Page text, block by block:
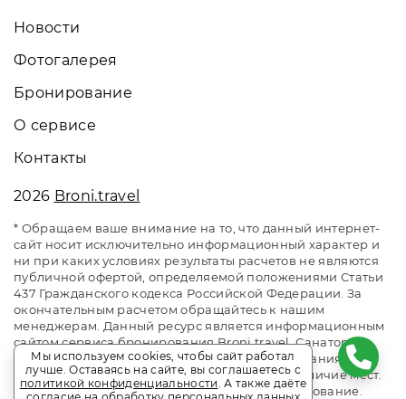
Новости
Фотогалерея
Бронирование
О сервисе
Контакты
2026 Broni.travel
* Обращаем ваше внимание на то, что данный интернет-
сайт носит исключительно информационный характер и
ни при каких условиях результаты расчетов не являются
публичной офертой, определяемой положениями Статьи
437 Гражданского кодекса Российской Федерации. За
окончательным расчетом обращайтесь к нашим
менеджерам. Данный ресурс является информационным
сайтом сервиса бронирования Broni.travel. Санаторий
«Энергетик» Беларусь. Сайт онлайн бронирования
номеров. Актуальные цены, прайс-листы и наличие мест.
Акции и спецпредложения. Выгодное бронирование.
Мы используем cookies, чтобы сайт работал
лучше. Оставаясь на сайте, вы соглашаетесь с
политикой конфиденциальности. А также даёте